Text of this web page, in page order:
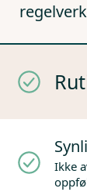
Ikke